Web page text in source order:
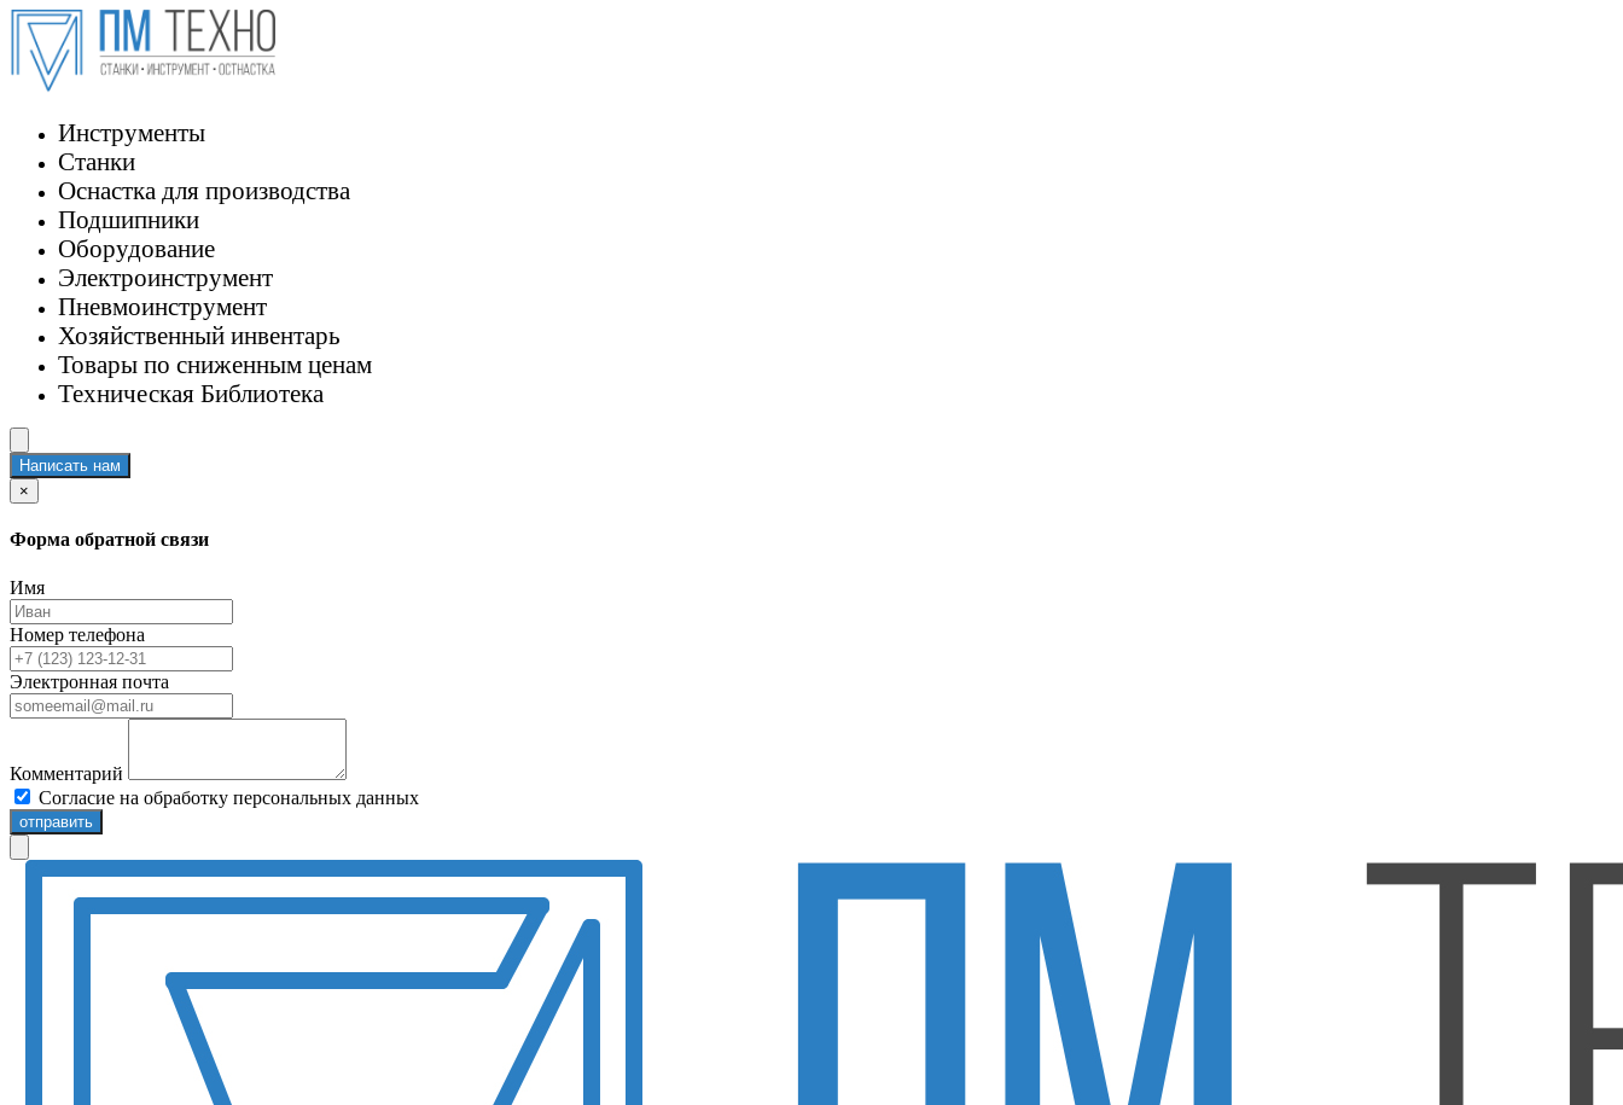
Инструменты
Станки
Оснастка для производства
Подшипники
Оборудование
Электроинструмент
Пневмоинструмент
Хозяйственный инвентарь
Товары по сниженным ценам
Техническая Библиотека
Написать нам
×
Форма обратной связи
Имя
Номер телефона
Электронная почта
Комментарий
Согласие на обработку персональных данных
отправить